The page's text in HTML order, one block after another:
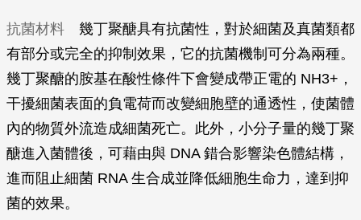
抗菌材料 幾丁聚醣具有抗菌性，對於細菌及真菌類都
有部分或完全的抑制效果，它的抗菌機制可分為兩種。
幾丁聚醣的胺基在酸性條件下會變成帶正電的 NH3+，
干擾細菌表面的負電荷而改變細胞壁的通透性，使菌體
內的物質外流造成細菌死亡。此外，小分子量的幾丁聚
醣進入菌體後，可藉由與 DNA 錯合影響染色體結構，
進而阻止細菌 RNA 生合成並降低細胞生命力，達到抑
菌的效果。